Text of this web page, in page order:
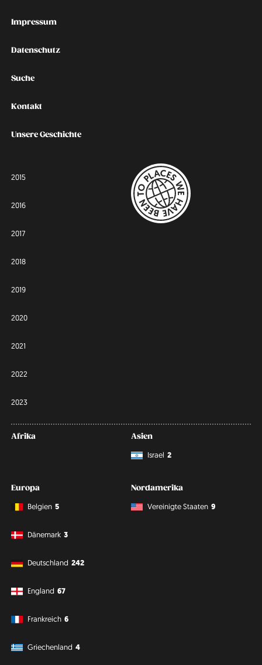
Impressum
Datenschutz
Suche
Kontakt
Unsere Geschichte
2015
2016
2017
2018
2019
2020
2021
2022
2023
Afrika
Asien
Israel 2
Europa
Belgien 5
Dänemark 3
Deutschland 242
England 67
Frankreich 6
Griechenland 4
Nordamerika
Vereinigte Staaten 9